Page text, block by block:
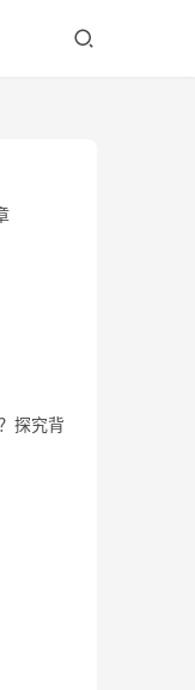
探究背